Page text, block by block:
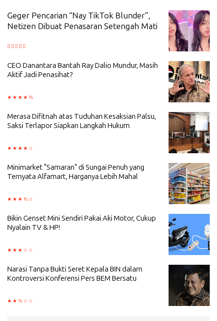
Geger Pencarian “Nay TikTok Blunder”,
Netizen Dibuat Penasaran Setengah Mati
CEO Danantara Bantah Ray Dalio Mundur, Masih
Aktif Jadi Penasihat?
Merasa Difitnah atas Tuduhan Kesaksian Palsu,
Saksi Terlapor Siapkan Langkah Hukum
Minimarket "Samaran" di Sungai Penuh yang
Ternyata Alfamart, Harganya Lebih Mahal
Bikin Genset Mini Sendiri Pakai Aki Motor, Cukup
Nyalain TV & HP!
Narasi Tanpa Bukti Seret Kepala BIN dalam
Kontroversi Konferensi Pers BEM Bersatu